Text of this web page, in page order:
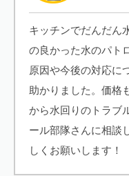
キッチンでだんだん
の良かった水のパト
原因や今後の対応に
助かりました。価格
から水回りのトラブ
ール部隊さんに相談
しくお願いします！